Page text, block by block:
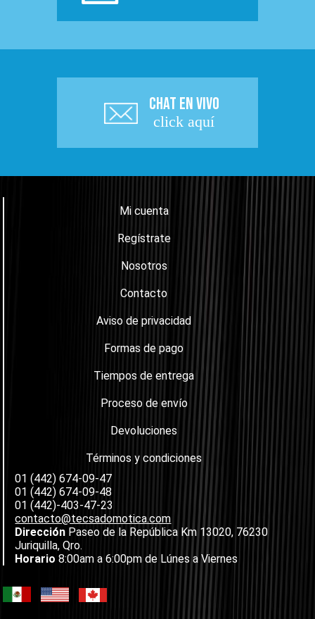
CHAT EN VIVO
click aquí
Mi cuenta
Regístrate
Nosotros
Contacto
Aviso de privacidad
Formas de pago
Tiempos de entrega
Proceso de envío
Devoluciones
Términos y condiciones
01 (442) 674-09-47
01 (442) 674-09-48
01 (442)-403-47-23
contacto@tecsadomotica.com
Dirección Paseo de la República Km 13020, 76230
Juriquilla, Qro.
Horario 8:00am a 6:00pm de Lúnes a Viernes